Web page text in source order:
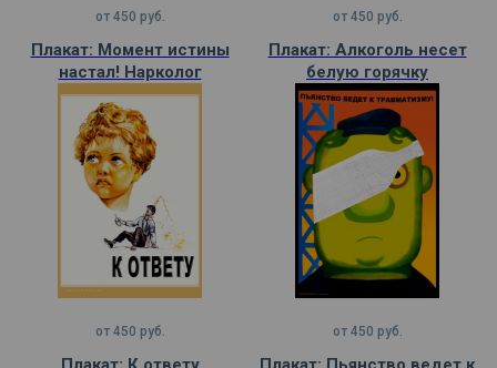
от 450 руб.
Плакат: Момент истины
настал! Нарколог
от 450 руб.
Плакат: Алкоголь несет
белую горячку
от 450 руб. от 450 руб.